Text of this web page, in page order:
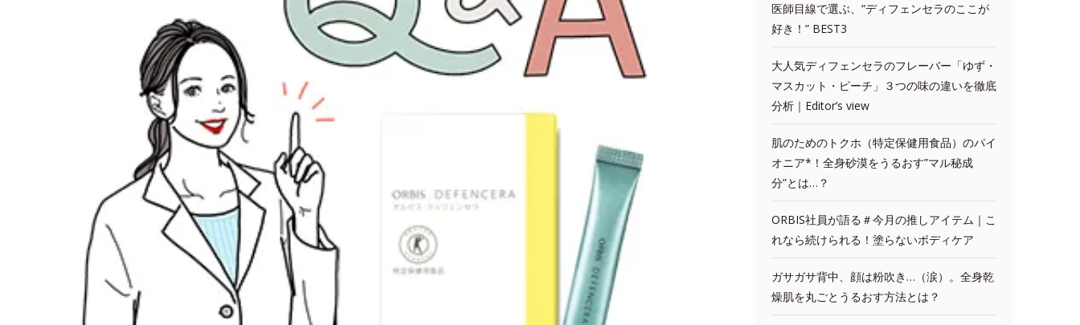
医師目線で選ぶ、“ディフェンセラのここが
好き！” BEST3
大人気ディフェンセラのフレーバー「ゆず・
マスカット・ピーチ」３つの味の違いを徹底
分析｜Editor’s view
肌のためのトクホ（特定保健用食品）のパイ
オニア*！全身砂漠をうるおす”マル秘成
分”とは…？
ORBIS社員が語る＃今月の推しアイテム｜こ
れなら続けられる！塗らないボディケア
ガサガサ背中、顔は粉吹き…（涙）。全身乾
燥肌を丸ごとうるおす方法とは？